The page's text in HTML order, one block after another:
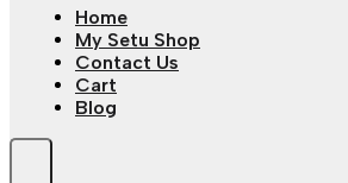
Home
My Setu Shop
Contact Us
Cart
Blog